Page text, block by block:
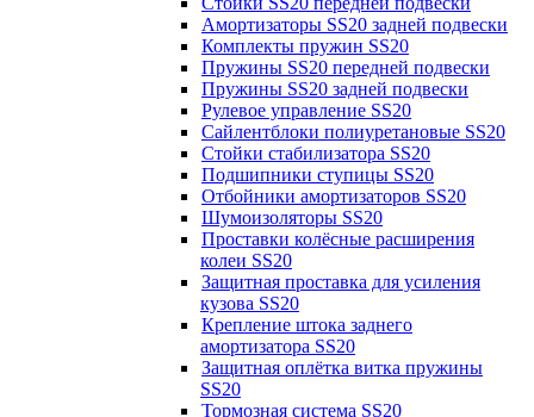
Амортизаторы SS20 задней подвески
Комплекты пружин SS20
Пружины SS20 передней подвески
Пружины SS20 задней подвески
Рулевое управление SS20
Сайлентблоки полиуретановые SS20
Стойки стабилизатора SS20
Подшипники ступицы SS20
Отбойники амортизаторов SS20
Шумоизоляторы SS20
Проставки колёсные расширения
колеи SS20
Защитная проставка для усиления
кузова SS20
Крепление штока заднего
амортизатора SS20
Защитная оплётка витка пружины
SS20
Тормозная система SS20